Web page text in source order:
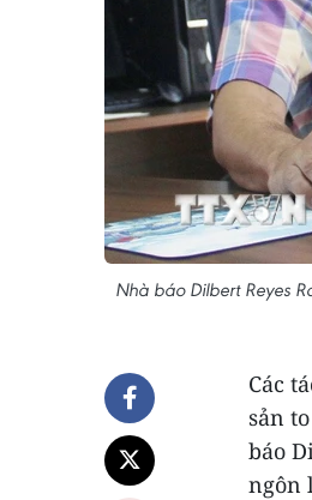
Nhà báo Dilbert Reyes
Các
sản
báo
ngôn